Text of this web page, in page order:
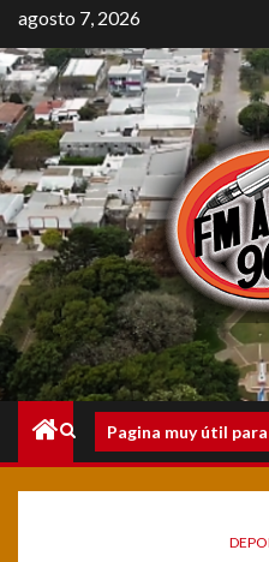
Saltar
al
contenido
agosto 7, 2026
Menú
principal
Pagina muy útil